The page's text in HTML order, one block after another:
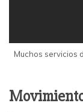
Muchos servicios